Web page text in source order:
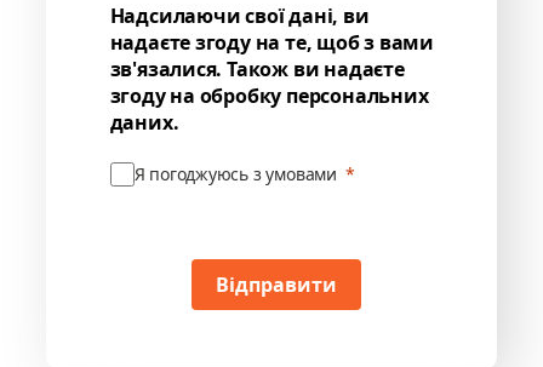
Надсилаючи свої дані, ви
надаєте згоду на те, щоб з вами
зв'язалися. Також ви надаєте
згоду на обробку персональних
даних.
Я погоджуюсь з умовами
Відправити